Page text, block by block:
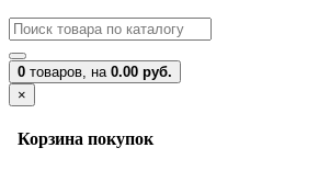
0 товаров, на 0.00 руб.
×
Корзина покупок